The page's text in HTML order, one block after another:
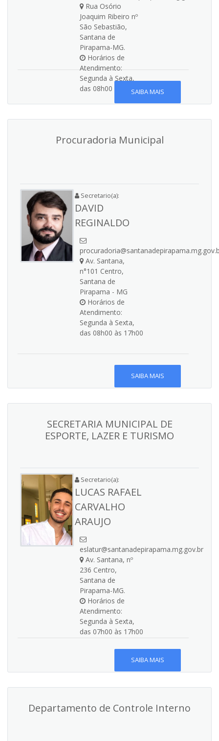
Rua Osório
Joaquim Ribeiro nº
São Sebastião,
Santana de
Pirapama-MG.
Horários de
Atendimento:
Segunda à Sexta,
das 08h00 às 17h00SAIBA MAIS
Procuradoria Municipal
Secretario(a):
DAVID
REGINALDO
Av. Santana,
n°101 Centro,
Santana de
Pirapama - MG
Horários de
Atendimento:
Segunda à Sexta,
das 08h00 às 17h00
SAIBA MAIS
SECRETARIA MUNICIPAL DE
ESPORTE, LAZER E TURISMO
Secretario(a):
LUCAS RAFAEL
CARVALHO
ARAUJO
eslatur@santanadepirapama.mg.gov.br
Av. Santana, nº
236 Centro,
Santana de
Pirapama-MG.
Horários de
Atendimento:
Segunda à Sexta,
das 07h00 às 17h00
SAIBA MAIS
Departamento de Controle Interno